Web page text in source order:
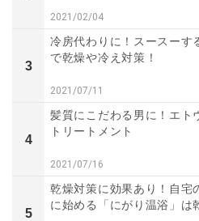
2021/02/04
3
冷房代わりに！スースーす
で乾燥や冷え対策！
2021/07/11
4
髪質にこだわる男に！エト
トリートメント
2021/07/16
5
乾燥対策に効果あり！自宅
に始める「にがり温浴」は